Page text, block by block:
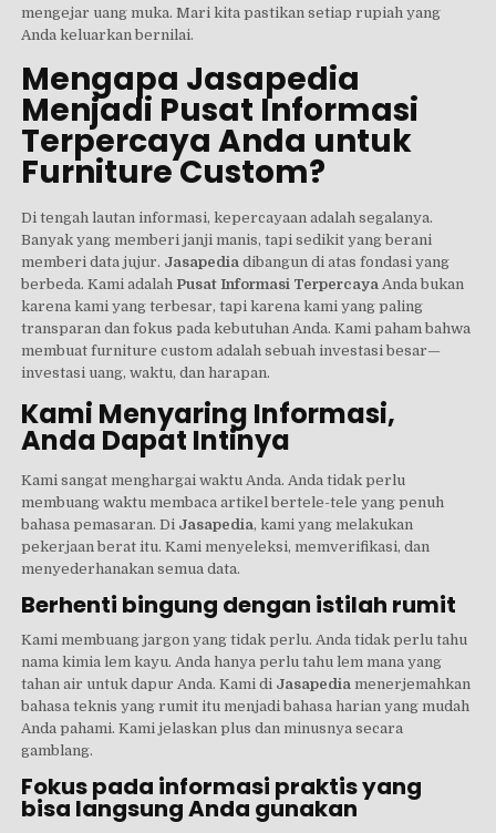
mengejar uang muka. Mari kita pastikan setiap rupiah yang
Anda keluarkan bernilai.
Mengapa Jasapedia
Menjadi Pusat Informasi
Terpercaya Anda untuk
Furniture Custom?
Di tengah lautan informasi, kepercayaan adalah segalanya.
Banyak yang memberi janji manis, tapi sedikit yang berani
memberi data jujur. Jasapedia dibangun di atas fondasi yang
berbeda. Kami adalah Pusat Informasi Terpercaya Anda bukan
karena kami yang terbesar, tapi karena kami yang paling
transparan dan fokus pada kebutuhan Anda. Kami paham bahwa
membuat furniture custom adalah sebuah investasi besar—
investasi uang, waktu, dan harapan.
Kami Menyaring Informasi,
Anda Dapat Intinya
Kami sangat menghargai waktu Anda. Anda tidak perlu
membuang waktu membaca artikel bertele-tele yang penuh
bahasa pemasaran. Di Jasapedia, kami yang melakukan
pekerjaan berat itu. Kami menyeleksi, memverifikasi, dan
menyederhanakan semua data.
Berhenti bingung dengan istilah rumit
Kami membuang jargon yang tidak perlu. Anda tidak perlu tahu
nama kimia lem kayu. Anda hanya perlu tahu lem mana yang
tahan air untuk dapur Anda. Kami di Jasapedia menerjemahkan
bahasa teknis yang rumit itu menjadi bahasa harian yang mudah
Anda pahami. Kami jelaskan plus dan minusnya secara
gamblang.
Fokus pada informasi praktis yang
bisa langsung Anda gunakan